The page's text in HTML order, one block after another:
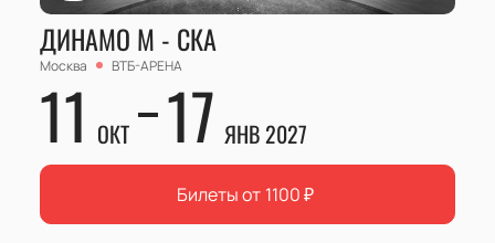
ДИНАМО М - СКА
Москва ВТБ-АРЕНА
11 ОКТ 17 ЯНВ 2027
Билеты от 1100₽